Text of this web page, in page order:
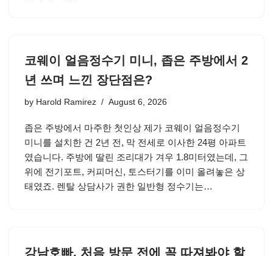
코웨이 얼음정수기 미니, 좁은 주방에서 2
년 쓰며 느낀 장단점은?
by Harold Ramirez August 6, 2026
좁은 주방에서 마주한 첫인상 제가 코웨이 얼음정수기
미니를 설치한 건 2년 전, 막 전세로 이사한 24평 아파트
였습니다. 주방에 딸린 조리대가 겨우 1.8미터였는데, 그
위에 전기포트, 커피머신, 토스터기를 이미 올려놓은 상
태였죠. 렌탈 상담사가 권한 일반형 정수기는…
강남호빠, 처음 방문 전에 꼭 따져봐야 할